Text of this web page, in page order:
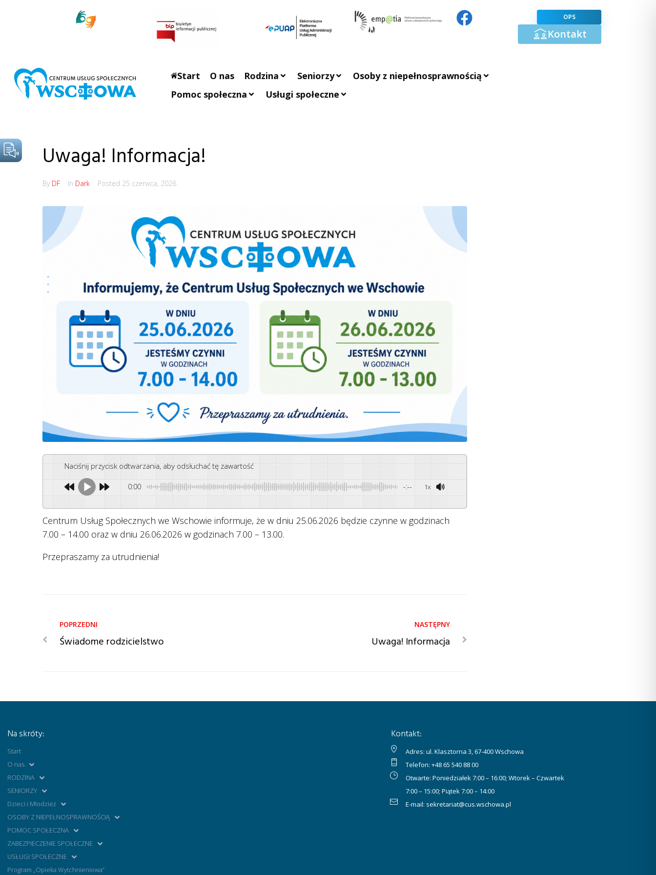
OPS
Kontakt
Start O nas Rodzina Seniorzy
Osoby z niepełnosprawnością
Pomoc społeczna
Usługi społeczne
Uwaga! Informacja!
By DF In Dark Posted 25 czerwca, 2026
Naciśnij przycisk odtwarzania, aby odsłuchać tę zawartość
0:00 -:-- 1x
Centrum Usług Społecznych we Wschowie informuje, że w dniu 25.06.2026 będzie czynne w godzinach
7.00 – 14.00 oraz w dniu 26.06.2026 w godzinach 7.00 – 13.00.
Przepraszamy za utrudnienia!
Świadome rodzicielstwo Uwaga! Informacja
Na skróty:
Start
O nas
RODZINA
SENIORZY
Dzieci i Młodzież
OSOBY Z NIEPEŁNOSPRAWNOŚCIĄ
POMOC SPOŁECZNA
ZABEZPIECZENIE SPOŁECZNE
USŁUGI SPOŁECZNE
Program „Opieka Wytchnieniowa”
Kontakt:
Adres: ul. Klasztorna 3, 67-400 Wschowa
Telefon:+48 65 540 88 00
Otwarte: Poniedziałek 7:00 – 16:00; Wtorek – Czwartek
7:00 – 15:00; Piątek 7:00 – 14:00
E-mail: sekretariat@cus.wschowa.pl